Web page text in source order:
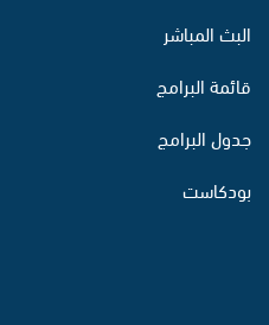
البث المباشر
قائمة البرامج
جدول البرامج
بودكاست